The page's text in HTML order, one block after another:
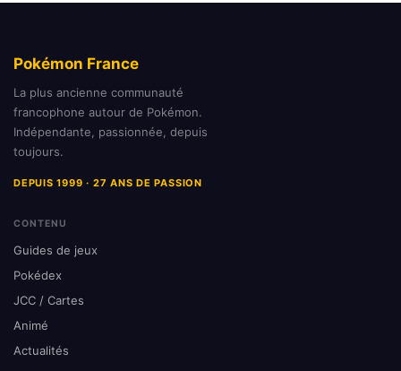
Pokémon France
La plus ancienne communauté
francophone autour de Pokémon.
Indépendante, passionnée, depuis
toujours.
DEPUIS 1999 · 27 ANS DE PASSION
CONTENU
Guides de jeux
Pokédex
JCC / Cartes
Animé
Actualités